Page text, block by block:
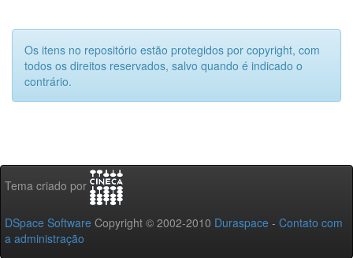
Os itens no repositório estão protegidos por copyright, com
todos os direitos reservados, salvo quando é indicado o
contrário.
Tema criado por
DSpace Software Copyright © 2002-2010 Duraspace - Contato com
a administração